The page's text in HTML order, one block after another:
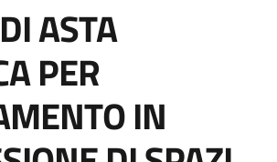
ASTA
PER
IN